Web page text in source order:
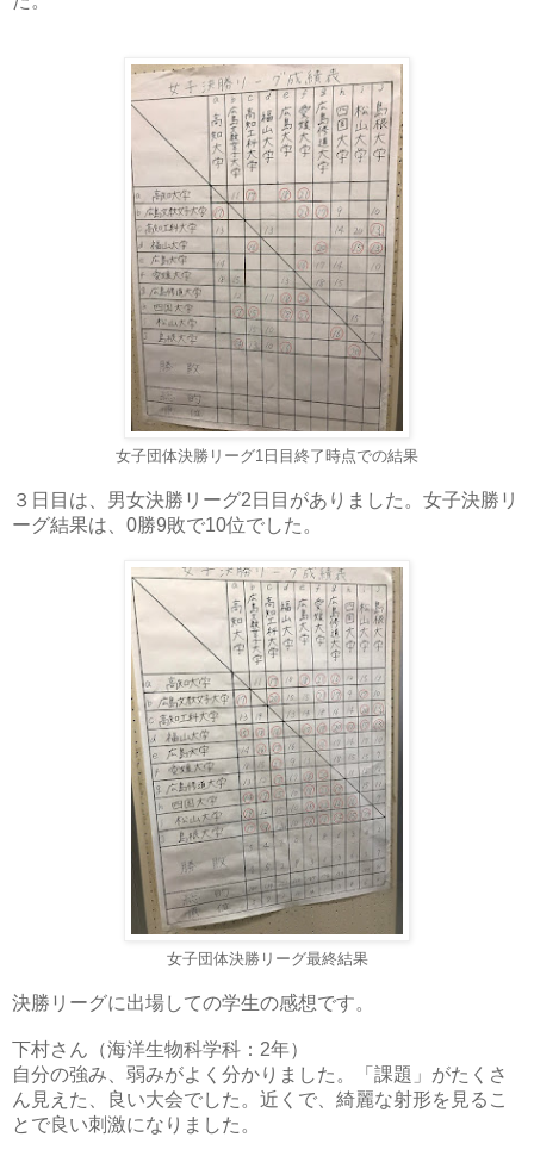
女子団体決勝リーグ1日目終了時点での結果
３日目は、男女決勝リーグ2日目がありました。女子決勝リ
ーグ結果は、0勝9敗で10位でした。
女子団体決勝リーグ最終結果
決勝リーグに出場しての学生の感想です。
下村さん（海洋生物科学科：2年）
自分の強み、弱みがよく分かりました。「課題」がたくさ
ん見えた、良い大会でした。近くで、綺麗な射形を見るこ
とで良い刺激になりました。